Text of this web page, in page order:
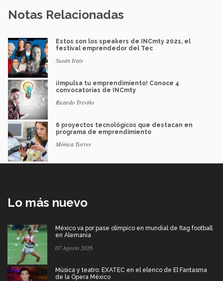
Notas Relacionadas
Estos son los speakers de INCmty 2021, el
festival emprendedor del Tec
Susan Irais
¡Impulsa tu emprendimiento! Conoce 4
convocatorias de INCmty
Ricardo Treviño
6 proyectos tecnológicos que destacan en
programa de emprendimiento
Mónica Torres
Lo más nuevo
México va por pase olímpico en mundial de flag football
en Alemania
07 Agosto 2026
Música y teatro: EXATEC en el elenco de El Fantasma
de la Ópera México